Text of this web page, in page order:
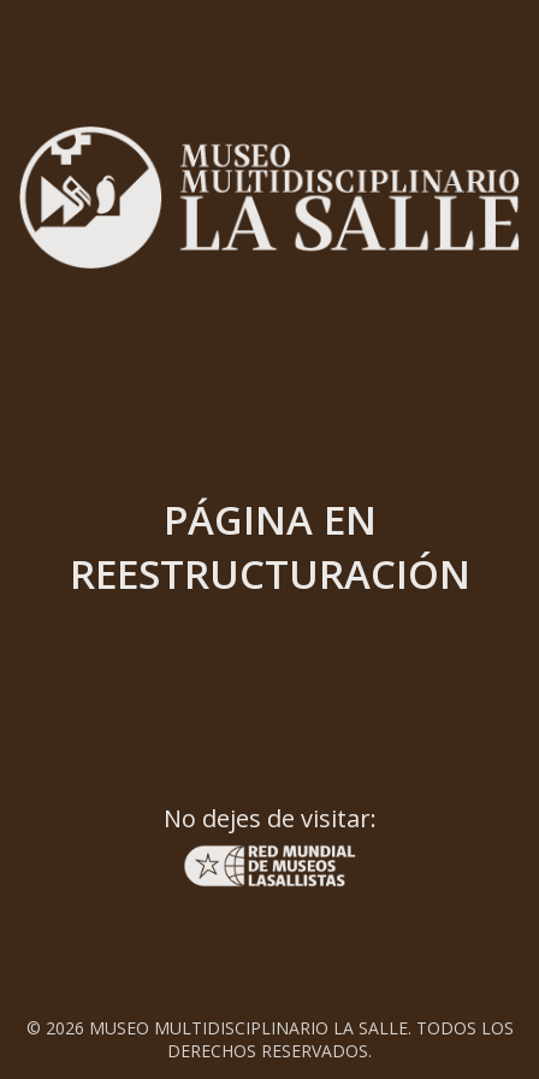
PÁGINA EN
REESTRUCTURACIÓN
No dejes de visitar:
© 2026 MUSEO MULTIDISCIPLINARIO LA SALLE. TODOS LOS
DERECHOS RESERVADOS.